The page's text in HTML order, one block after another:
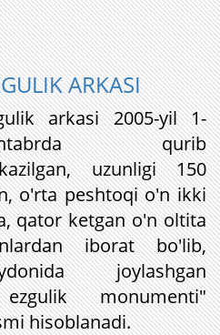
ARKASI
arkasi 2005-yil 1-
qurib
uzunligi 150
o'rta peshtoqi o'n ikki
qator ketgan o'n oltita
iborat bo'lib,
joylashgan
monumenti"
hisoblanadi.